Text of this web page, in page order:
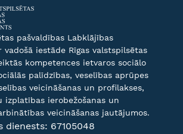
pašvaldības Labklājības
iestāde Rīgas valstspilsētas
kompetences ietvaros sociālo
palīdzības, veselības aprūpes
veicināšanas un profilakses,
ierobežošanas un
veicināšanas jautājumos.
dienests: 67105048